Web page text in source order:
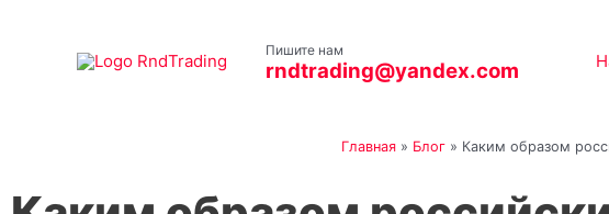
содержимому
Пишите нам
rndtrading@yandex.com
Главная » Блог » Каким образом